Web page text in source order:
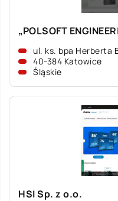
„POLSOFT
ul. ks. bpa Herberta
40-384 Katowice
Śląskie
HSI Sp. z o.o.